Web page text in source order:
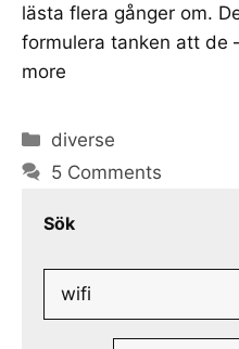
lästa flera gånger om.
formulera tanken att de
more
Categories
diverse
5 Comments
Sök
Search